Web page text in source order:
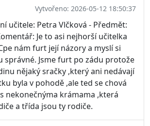
Vytvořeno: 2026-05-12 18:50:37
učitele: Petra Vlčková - Předmět:
Je to asi nejhorší učitelka
nám furt její názory a myslí si
správné. Jsme furt po zádu protože
nějaký sračky ,který ani nedávají
byla v pohodě ,ale ted se chová
nekonečnýma krámama ,která
a třída jsou ty rodiče.